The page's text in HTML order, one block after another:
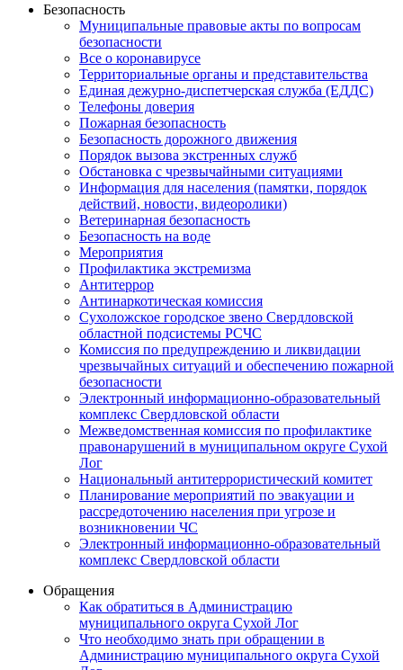
Безопасность
Муниципальные правовые акты по вопросам
безопасности
Все о коронавирусе
Территориальные органы и представительства
Единая дежурно-диспетчерская служба (ЕДДС)
Телефоны доверия
Пожарная безопасность
Безопасность дорожного движения
Порядок вызова экстренных служб
Обстановка с чрезвычайными ситуациями
Информация для населения (памятки, порядок
действий, новости, видеоролики)
Ветеринарная безопасность
Безопасность на воде
Мероприятия
Профилактика экстремизма
Антитеррор
Антинаркотическая комиссия
Сухоложское городское звено Свердловской
областной подсистемы РСЧС
Комиссия по предупреждению и ликвидации
чрезвычайных ситуаций и обеспечению пожарной
безопасности
Электронный информационно-образовательный
комплекс Cвердловской области
Межведомственная комиссия по профилактике
правонарушений в муниципальном округе Сухой
Лог
Национальный антитеррористический комитет
Планирование мероприятий по эвакуации и
рассредоточению населения при угрозе и
возникновении ЧС
Электронный информационно-образовательный
комплекс Свердловской области
Обращения
Как обратиться в Администрацию
муниципального округа Сухой Лог
Что необходимо знать при обращении в
Администрацию муниципального округа Сухой